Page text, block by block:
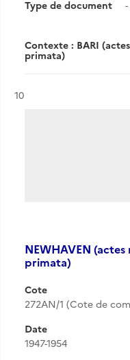
Type de document
-
Contexte : BARI
primata)
Résultat n°
10
NEWHAVEN
primata)
Cote
272AN/1 (Cote de
Date
1947-1954